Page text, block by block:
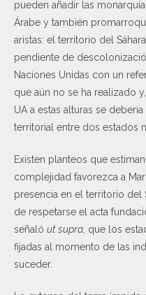
pueden añadir las
Árabe y también
aristas: el territorio del
pendiente de
Naciones Unidas con un
que aún no se ha realizado
UA a estas alturas se
territorial entre dos estados
Existen planteos que
complejidad favorezca a
presencia en el territorio del
de respetarse el acta
señaló ut supra , que los
fijadas al momento de las
suceder.